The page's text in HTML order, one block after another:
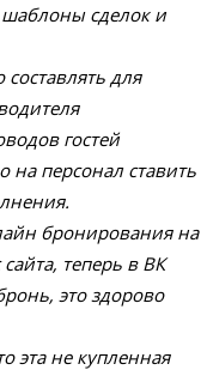
сделок и
для
гостей
на персонал ставить
бронирования на
теперь в ВК
это здорово
эта не купленная